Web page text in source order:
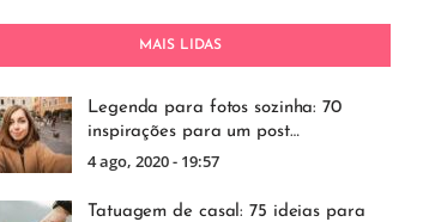
MAIS LIDAS
Legenda para fotos sozinha: 70
inspirações para um post…
4 ago, 2020 - 19:57
Tatuagem de casal: 75 ideias para